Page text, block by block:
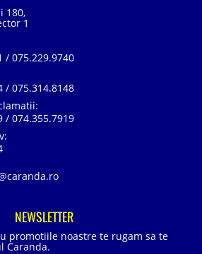
180,
1
/ 075.229.9740
/ 075.314.8148
/ 074.355.7919
NEWSLETTER
promotiile noastre te rugam sa te
Caranda.